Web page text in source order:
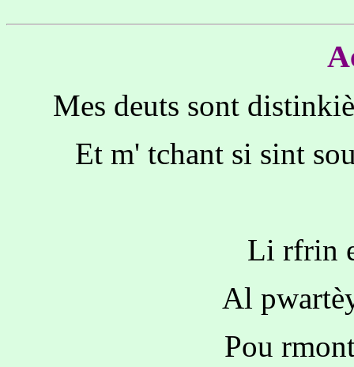
Mes deuts sont
Et m' tchant si sint
Li rfrin
Al
Pou